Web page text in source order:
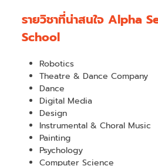
รายวิชาที่น่าสนใจ Alpha
School
Robotics
Theatre & Dance Company
Dance
Digital Media
Design
Instrumental & Choral Music
Painting
Psychology
Computer Science